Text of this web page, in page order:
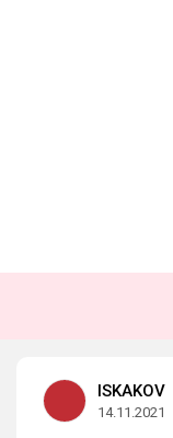
ISKAKOV
14.11.2021